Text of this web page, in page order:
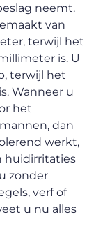
neemt.
van
terwijl het
is. U
terwijl het
Wanneer u
het
dan
werkt,
huidirritaties
zonder
verf of
u nu alles